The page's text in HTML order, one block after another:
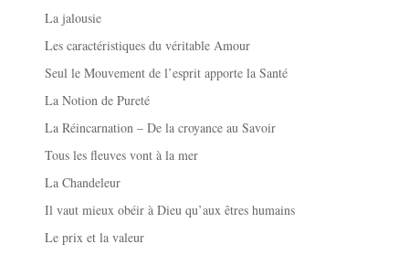
La jalousie
Les caractéristiques du véritable Amour
Seul le Mouvement de l’esprit apporte la Santé
La Notion de Pureté
La Réincarnation – De la croyance au Savoir
Tous les fleuves vont à la mer
La Chandeleur
Il vaut mieux obéir à Dieu qu’aux êtres humains
Le prix et la valeur